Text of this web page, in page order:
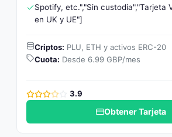
Spotify, etc.","Sin custodia","Tarjeta
en UK y UE"]
Criptos: PLU, ETH y activos ERC-20
Cuota: Desde 6.99 GBP/mes
3.9
Obtener Tarjeta